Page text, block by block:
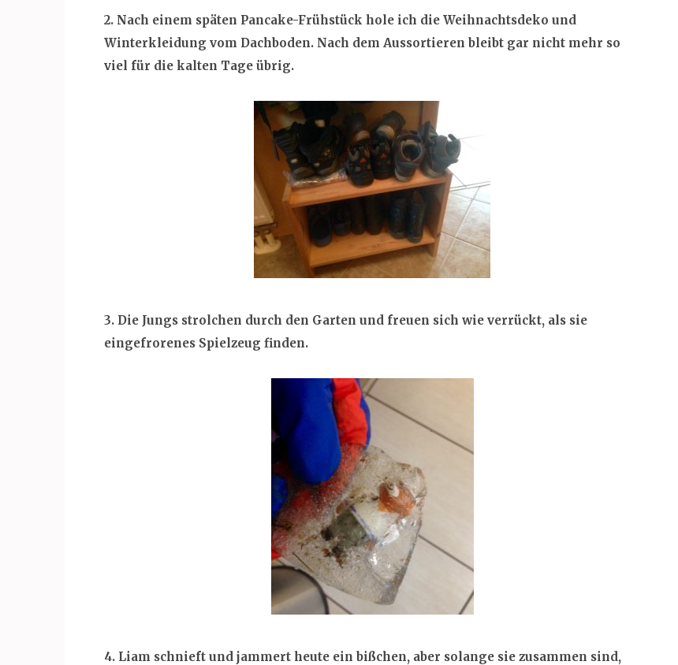
2. Nach einem späten Pancake-Frühstück hole ich die Weihnachtsdeko und
Winterkleidung vom Dachboden. Nach dem Aussortieren bleibt gar nicht mehr so
viel für die kalten Tage übrig.
3. Die Jungs strolchen durch den Garten und freuen sich wie verrückt, als sie
eingefrorenes Spielzeug finden.
4. Liam schnieft und jammert heute ein bißchen, aber solange sie zusammen sind,